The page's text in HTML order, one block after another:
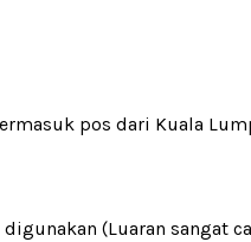
pos dari Kuala
(Luaran sangat